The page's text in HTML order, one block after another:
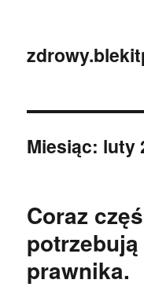
Miesiąc: luty
Coraz
prawnika.